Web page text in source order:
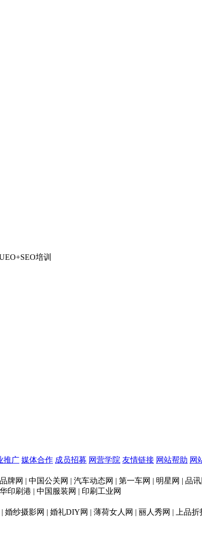
培训
推广 媒体合作 成员招募 网营学院 友情链接 网站帮助 网
牌网 | 中国公关网 | 汽车动态网 | 第一车网 | 明星网 |
印刷港 | 中国服装网 | 印刷工业网
婚纱摄影网 | 婚礼DIY网 | 薄荷女人网 | 丽人秀网 | 上品